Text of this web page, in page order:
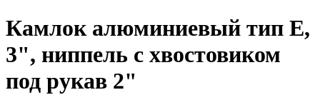
Камлок алюминиевый тип E,
3", ниппель с хвостовиком
под рукав 2"